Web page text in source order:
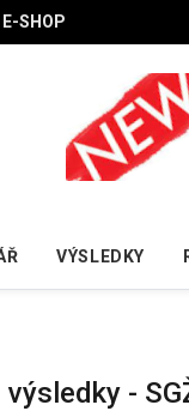
E-SHOP
VÝSLEDKY
-